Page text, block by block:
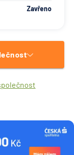
Zavřeno